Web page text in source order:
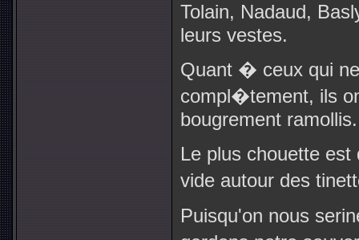
Tolain, Nadaud,
leurs vestes.
Quant � ceux qui
compl�tement, ils
bougrement ramollis.
Le plus chouette
vide autour des
Puisqu'on nous